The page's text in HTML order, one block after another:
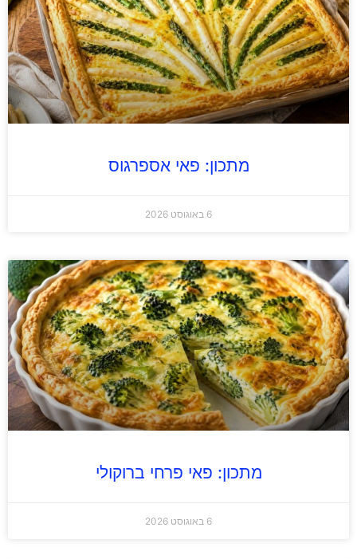
מתכון: פאי אספרגוס
6 באוגוסט 2026
מתכון: פאי פרחי ברוקולי
6 באוגוסט 2026